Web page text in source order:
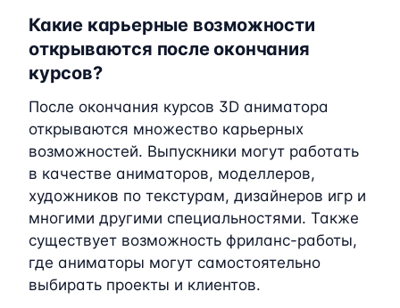
Какие карьерные возможности
открываются после окончания
курсов?
После окончания курсов 3D аниматора
открываются множество карьерных
возможностей. Выпускники могут работать
в качестве аниматоров, моделлеров,
художников по текстурам, дизайнеров игр и
многими другими специальностями. Также
существует возможность фриланс-работы,
где аниматоры могут самостоятельно
выбирать проекты и клиентов.